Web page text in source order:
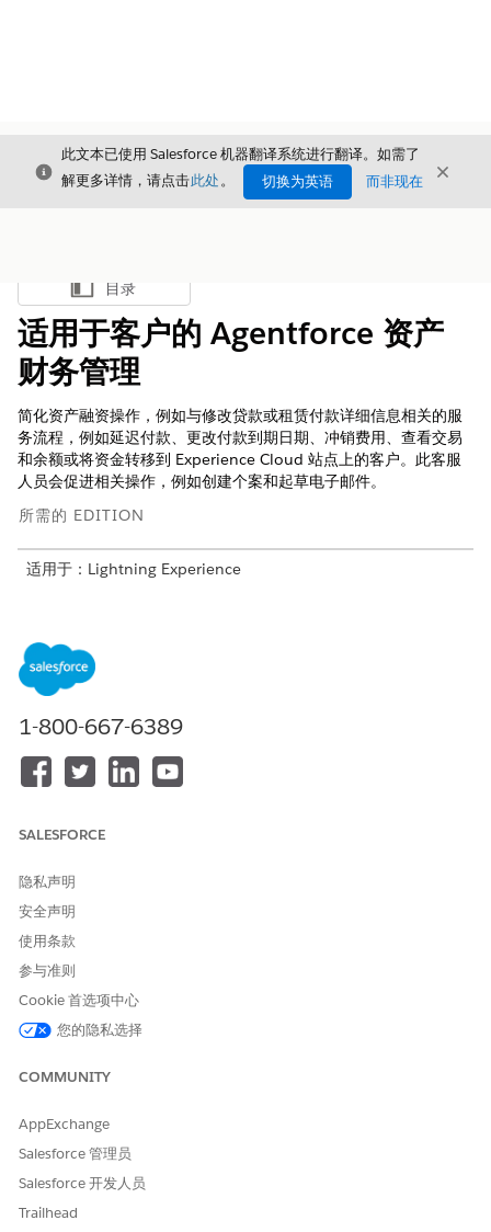
关闭
此文本已使用 Salesforce 机器翻译系统进行翻译。如需了
解更多详情，请点击此处。 切换为英语 而非现在 关闭
显示目录
目录
适用于客户的 Agentforce 资产
财务管理
简化资产融资操作，例如与修改贷款或租赁付款详细信息相关的服
务流程，例如延迟付款、更改付款到期日期、冲销费用、查看交易
和余额或将资金转移到 Experience Cloud 站点上的客户。此客服
人员会促进相关操作，例如创建个案和起草电子邮件。
所需的 EDITION
适用于：Lightning Experience
Performance
户拥有 Agentforce for Automotive 加载项，才可以访问操作。
Einstein 生成式 AI
客户的资产财务管理注意事项
要使用适用于客户的 Agentforce 资产财务管理客服人员，请考
虑支持的功能、使用情况、限制和容许量、限制以及其他问题。
为客户设置 Agentforce for Asset Finance Management
开始运行适用于客户的资产财务管理客服人员。准备
子客服人员定义客服人员要完成的特定工作的能力范围。子客服
决策并执行操作。
1-800-667-6389
SALESFORCE
隐私声明
安全声明
使用条款
参与准则
Cookie 首选项中心
您的隐私选择
COMMUNITY
AppExchange
Salesforce 管理员
Salesforce 开发人员
Trailhead